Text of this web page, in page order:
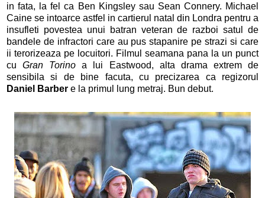
in fata, la fel ca Ben Kingsley sau Sean Connery. Michael
Caine se intoarce astfel in cartierul natal din Londra pentru a
insufleti povestea unui batran veteran de razboi satul de
bandele de infractori care au pus stapanire pe strazi si care
ii terorizeaza pe locuitori. Filmul seamana pana la un punct
cuGran Torino a lui Eastwood, alta drama extrem de
sensibila si de bine facuta, cu precizarea ca regizorul
Daniel Barber e la primul lung metraj. Bun debut.